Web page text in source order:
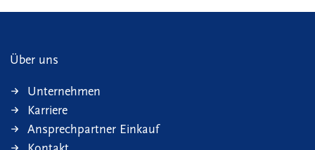
Über uns
Unternehmen
Karriere
Ansprechpartner Einkauf